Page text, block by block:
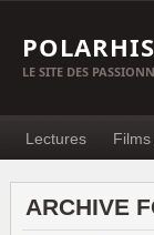
LE SITE DES
Lectures
ARCHIVE